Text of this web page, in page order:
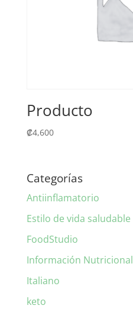
Producto
₡4,600
Categorías
Antiinflamatorio
Estilo de vida saludable
FoodStudio
Información Nutricional
Italiano
keto